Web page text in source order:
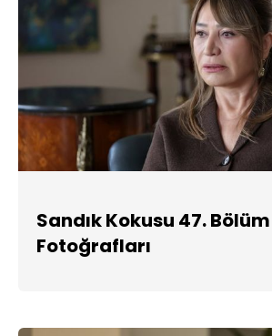
Sandık Kokusu 47. Bölüm
Fotoğrafları